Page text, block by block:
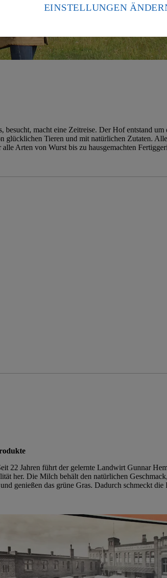
macht eine Zeitreise. Der Hof entstand
Tieren und mit natürlichen Zutaten.
Arten von Wurst bis zu hausgemachten
22 Jahren führt der gelernte Landwirt Gunnar
her. Die Milch behält den natürlichen
genießen das grüne Gras. Dadurch schmeckt
Zugriffs durch US-amerikanische Behörden.
EINSTELLUNGEN